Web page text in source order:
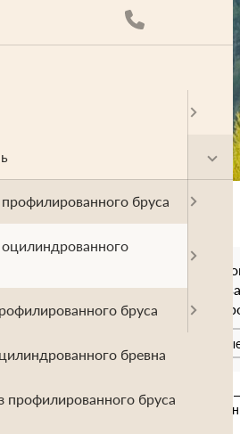
Проекты домов из
Проекты бань из
Домокомплекты из
Главная Проекты домов и бань
Проект "Кристина" из
бруса
бруса
бревна
бруса